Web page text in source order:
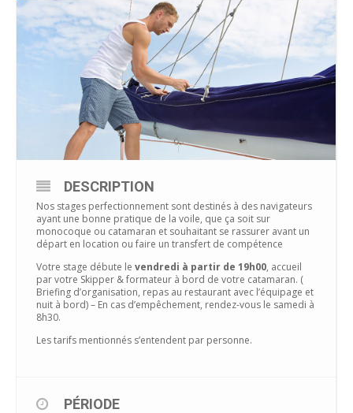
DESCRIPTION
Nos stages perfectionnement sont destinés à des navigateurs
ayant une bonne pratique de la voile, que ça soit sur
monocoque ou catamaran et souhaitant se rassurer avant un
départ en location ou faire un transfert de compétence
Votre stage débute le vendredi à partir de 19h00, accueil
par votre Skipper & formateur à bord de votre catamaran. (
Briefing d’organisation, repas au restaurant avec l’équipage et
nuit à bord) – En cas d’empêchement, rendez-vous le samedi à
8h30.
Les tarifs mentionnés s’entendent par personne.
PÉRIODE